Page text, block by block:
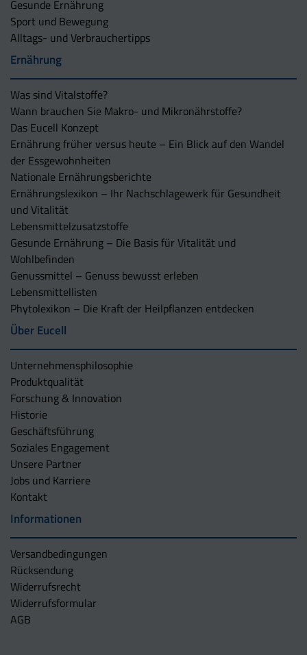
Gesunde Ernährung
Sport und Bewegung
Alltags- und Verbrauchertipps
Ernährung
Was sind Vitalstoffe?
Wann brauchen Sie Makro- und Mikronährstoffe?
Das Eucell Konzept
Ernährung früher versus heute – Ein Blick auf den Wandel
der Essgewohnheiten
Nationale Ernährungsberichte
Ernährungslexikon – Ihr Nachschlagewerk für Gesundheit
und Vitalität
Lebensmittelzusatzstoffe
Gesunde Ernährung – Die Basis für Vitalität und
Wohlbefinden
Genussmittel – Genuss bewusst erleben
Lebensmittellisten
Phytolexikon – Die Kraft der Heilpflanzen entdecken
Über Eucell
Unternehmens­philosophie
Produktqualität
Forschung & Innovation
Historie
Geschäftsführung
Soziales Engagement
Unsere Partner
Jobs und Karriere
Kontakt
Informationen
Versandbedingungen
Rücksendung
Widerrufsrecht
Widerrufsformular
AGB